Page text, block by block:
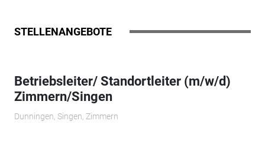
STELLENANGEBOTE
Betriebsleiter/ Standortleiter (m/w/d)
Zimmern/Singen
Dunningen, Singen, Zimmern